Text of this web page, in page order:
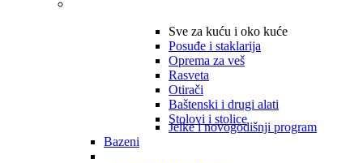
Sve za kuću i oko kuće
Posuđe i staklarija
Oprema za veš
Rasveta
Otirači
Baštenski i drugi alati
Stolovi i stolice
Jelke i novogodišnji program
Bazeni